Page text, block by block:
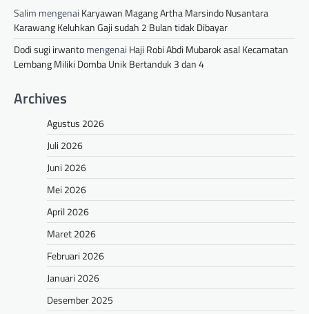
Salim mengenai Karyawan Magang Artha Marsindo Nusantara
Karawang Keluhkan Gaji sudah 2 Bulan tidak Dibayar
Dodi sugi irwantomengenai Haji Robi Abdi Mubarok asal Kecamatan
Lembang Miliki Domba Unik Bertanduk 3 dan 4
Archives
Agustus 2026
Juli 2026
Juni 2026
Mei 2026
April 2026
Maret 2026
Februari 2026
Januari 2026
Desember 2025